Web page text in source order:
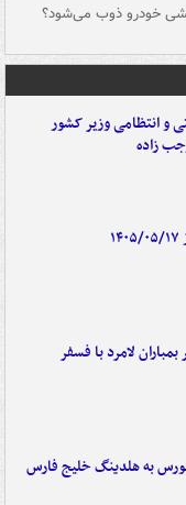
خودرو ذوب می‌شود؟
و انتظامی وزیر کشور
زاده
لامرد با فسفر